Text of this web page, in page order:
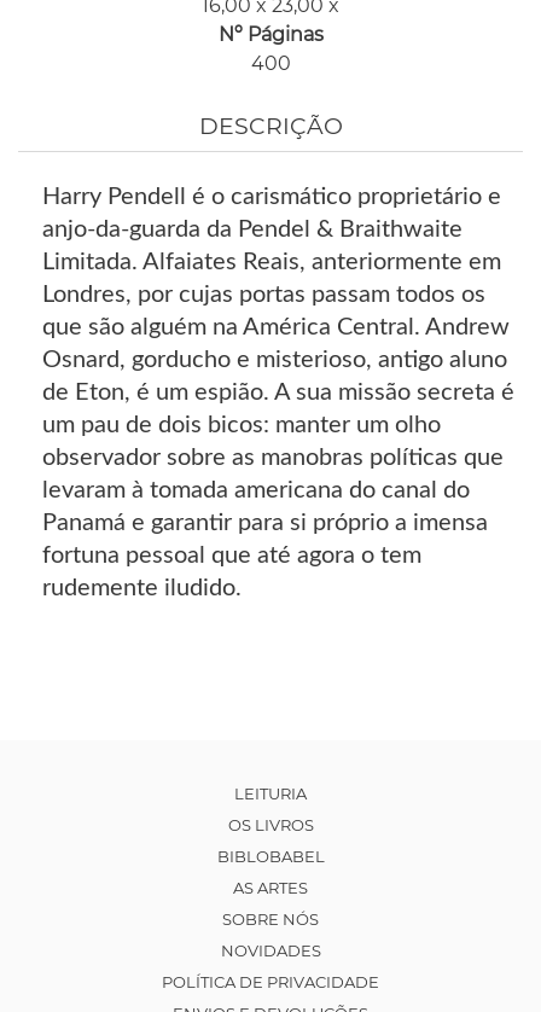
16,00 x 23,00 x
Nº Páginas
400
DESCRIÇÃO
Harry Pendell é o carismático proprietário e
anjo-da-guarda da Pendel & Braithwaite
Limitada. Alfaiates Reais, anteriormente em
Londres, por cujas portas passam todos os
que são alguém na América Central. Andrew
Osnard, gorducho e misterioso, antigo aluno
de Eton, é um espião. A sua missão secreta é
um pau de dois bicos: manter um olho
observador sobre as manobras políticas que
levaram à tomada americana do canal do
Panamá e garantir para si próprio a imensa
fortuna pessoal que até agora o tem
rudemente iludido.
LEITURIA
OS LIVROS
BIBLOBABEL
AS ARTES
SOBRE NÓS
NOVIDADES
POLÍTICA DE PRIVACIDADE